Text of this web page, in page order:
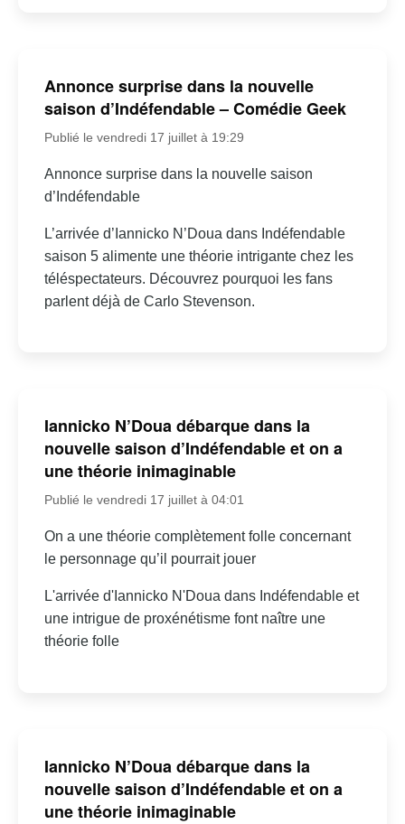
Annonce surprise dans la nouvelle
saison d’Indéfendable – Comédie Geek
Publié le vendredi 17 juillet à 19:29
Annonce surprise dans la nouvelle saison
d’Indéfendable
L’arrivée d’Iannicko N’Doua dans Indéfendable
saison 5 alimente une théorie intrigante chez les
téléspectateurs. Découvrez pourquoi les fans
parlent déjà de Carlo Stevenson.
Iannicko N’Doua débarque dans la
nouvelle saison d’Indéfendable et on a
une théorie inimaginable
Publié le vendredi 17 juillet à 04:01
On a une théorie complètement folle concernant
le personnage qu’il pourrait jouer
L'arrivée d'Iannicko N'Doua dans Indéfendable et
une intrigue de proxénétisme font naître une
théorie folle
Iannicko N’Doua débarque dans la
nouvelle saison d’Indéfendable et on a
une théorie inimaginable